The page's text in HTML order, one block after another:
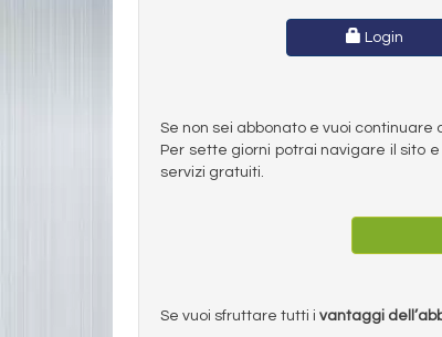
Login
Se non sei abbonato e vuoi continuare
Per sette giorni potrai navigare il sito
servizi gratuiti.
Se vuoi sfruttare tutti i vantaggi